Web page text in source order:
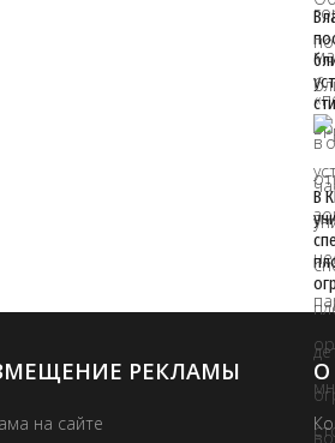
В
РЕКЛАМЫ
на сайте
О